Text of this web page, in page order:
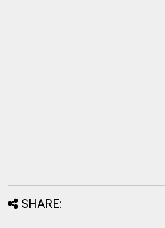
SHARE: